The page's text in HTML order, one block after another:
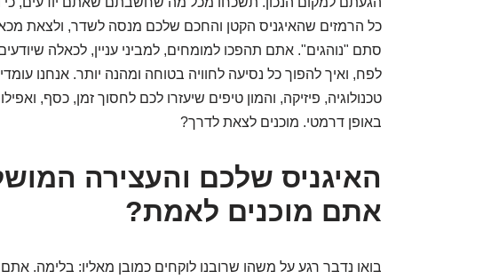
כל הרמזים שהאיגניס הקטן והחכם שלכם מנסה לשדר, ולצאת
סתם "נוהגים". אתם תהפכו למומחים, למביני עניין, לכאלה
לפח, ואיך להפוך כל נסיעה לחוויה בטוחה ומהנה יותר. אנחנו
טכנולוגיה, פיזיקה, והמון טיפים שיעזרו לכם לחסוך זמן, כסף,
באופן דרמטי. מוכנים לצאת לדרך?
האיגניס שלכם והעצירה
אתם מוכנים לאמת?
בואו נדבר רגע על משהו שרובנו לוקחים כמובן מאליו: בלימה.